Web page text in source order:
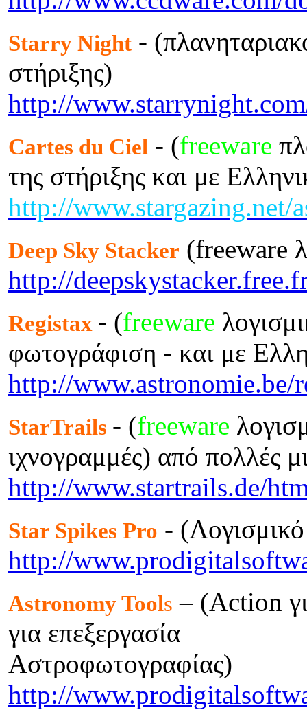
Starry Night -
στήριξης)
http://
Cartes du Ciel - (freeware
της στήριξης και με
http://www.stargazing.net/
Deep Sky Stacker (freeware
http://
Registax - (freeware
φωτογράφιση - και με
http://www.astronomie.be/
StarTrails - (freeware
ιχνογραμμές) από πολλές
http://www.startrails.de/
Star Spikes Pro -
http://
Astronomy Tools – (Action
για επεξεργασία
Αστροφωτογραφίας)
http://